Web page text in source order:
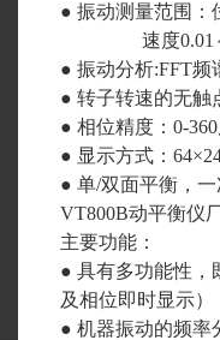
● 振动测量范围：
速度0.01～
● 振动分析:FFT频
● 转子转速的无触
● 相位精度：0-
● 显示方式：
● 单/双面平衡，
VT800B动平衡仪
主要功能：
● 具有多功能性，
及相位即时显示）
● 机器振动的频率